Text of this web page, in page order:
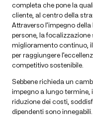
completa che pone la
cliente, al centro della
Attraverso l’impegno
persone, la
miglioramento continuo,
per raggiungere
competitivo sostenibile.
Sebbene richieda un
impegno a lungo termine,
riduzione dei costi,
dipendenti sono